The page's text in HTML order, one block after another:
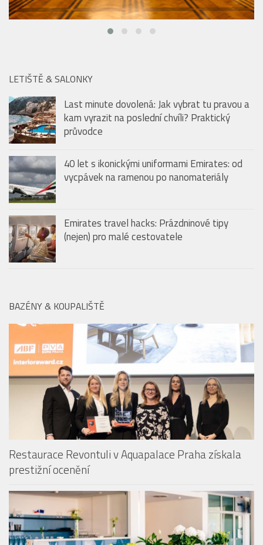
LETIŠTĚ & SALONKY
Last minute dovolená: Jak vybrat tu pravou a
kam vyrazit na poslední chvíli? Praktický
průvodce
40 let s ikonickými uniformami Emirates: od
vycpávek na ramenou po nanomateriály
Emirates travel hacks: Prázdninové tipy
(nejen) pro malé cestovatele
BAZÉNY & KOUPALIŠTĚ
Restaurace Revontuli v Aquapalace Praha získala
prestižní ocenění